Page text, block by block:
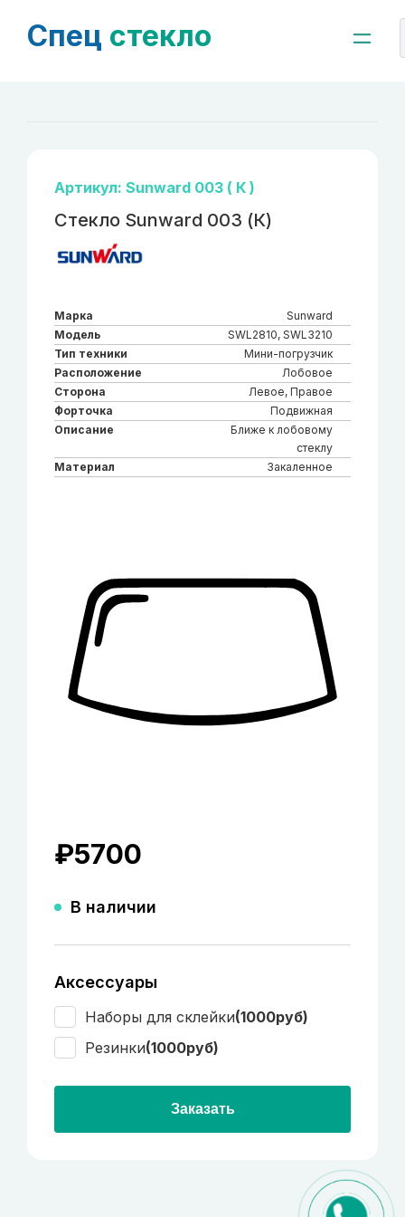
Спец стекло
Артикул: Sunward 003 ( К )
Стекло Sunward 003 (К)
Марка
Sunward
Модель
SWL2810, SWL3210
Тип техники
Мини-погрузчик
Расположение
Лобовое
Сторона
Левое, Правое
Форточка
Подвижная
Описание
Ближе к лобовому
стеклу
Материал
Закаленное
₽5700
В наличии
Аксессуары
Наборы для склейки(1000руб)
Резинки(1000руб)
Заказать